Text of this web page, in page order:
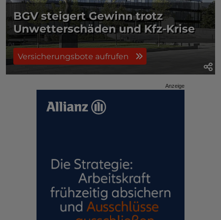
BGV steigert Gewinn trotz
Unwetterschäden und Kfz-Krise
Versicherungsbote aufrufen
Anzeige